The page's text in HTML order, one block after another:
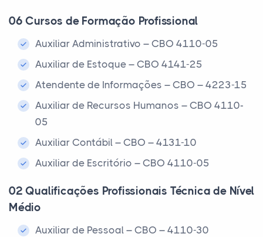
06 Cursos de Formação Profissional
Auxiliar Administrativo – CBO 4110-05
Auxiliar de Estoque – CBO 4141-25
Atendente de Informações – CBO – 4223-15
Auxiliar de Recursos Humanos – CBO 4110-
05
Auxiliar Contábil – CBO – 4131-10
Auxiliar de Escritório – CBO 4110-05
02 Qualificações Profissionais Técnica de Nível
Médio
Auxiliar de Pessoal – CBO – 4110-30